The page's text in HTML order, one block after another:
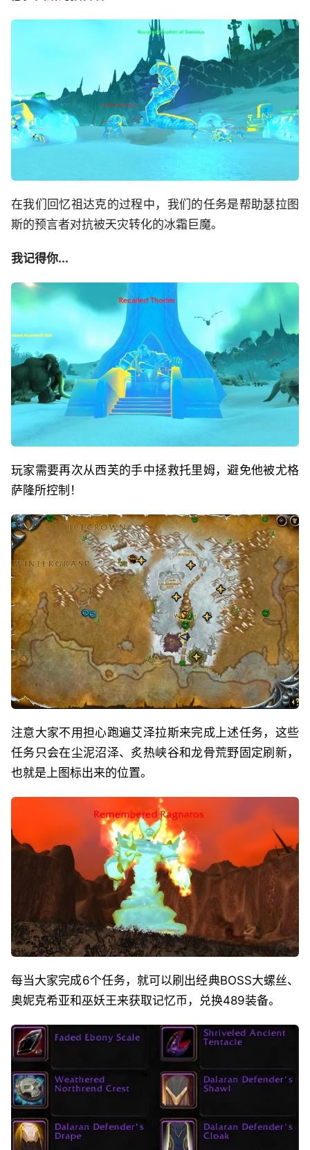
在我们回忆祖达克的过程中，我们的任务是帮助瑟拉图
斯的预言者对抗被天灾转化的冰霜巨魔。
我记得你...
玩家需要再次从西芙的手中拯救托里姆，避免他被尤格
萨隆所控制！
注意大家不用担心跑遍艾泽拉斯来完成上述任务，这些
任务只会在尘泥沼泽、炙热峡谷和龙骨荒野固定刷新，
也就是上图标出来的位置。
每当大家完成6个任务，就可以刷出经典BOSS大螺丝、
奥妮克希亚和巫妖王来获取记忆币，兑换489装备。